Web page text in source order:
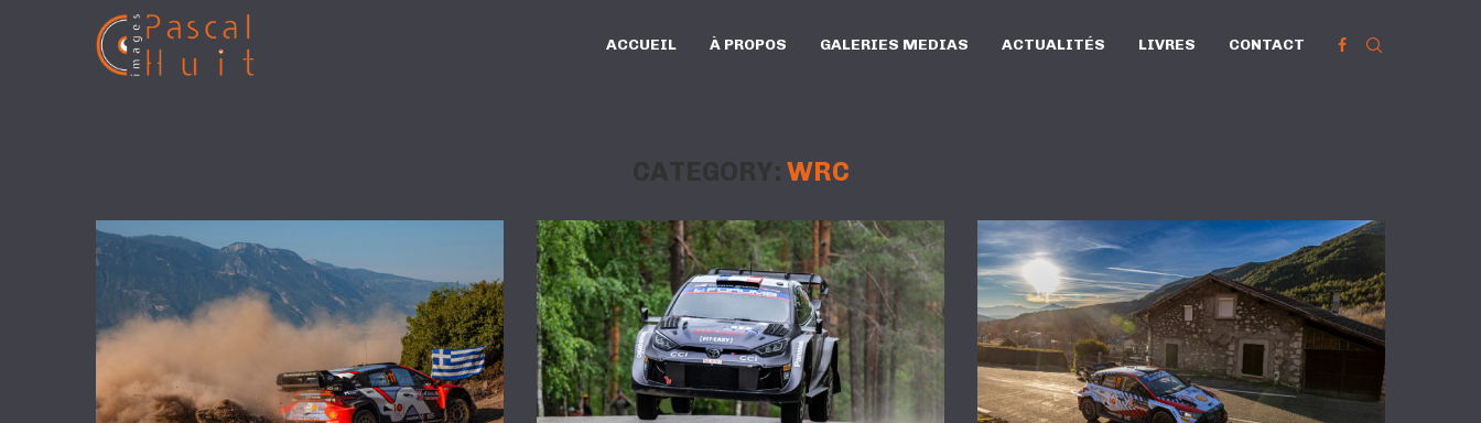
ACCUEIL À PROPOS GALERIES MEDIAS ACTUALITÉS LIVRES CONTACT
CATEGORY: WRC